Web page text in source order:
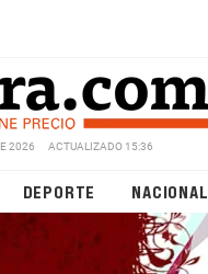
2026 ACTUALIZADO 15:36
DEPORTE NACIONAL